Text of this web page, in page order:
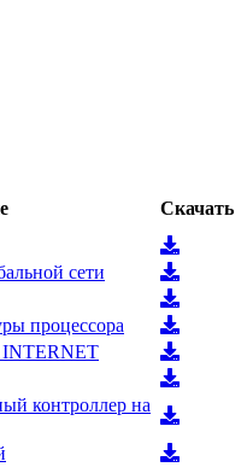
Скачать
сети
процессора
INTERNET
контроллер на